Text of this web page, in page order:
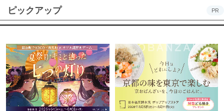
ピックアップ PR